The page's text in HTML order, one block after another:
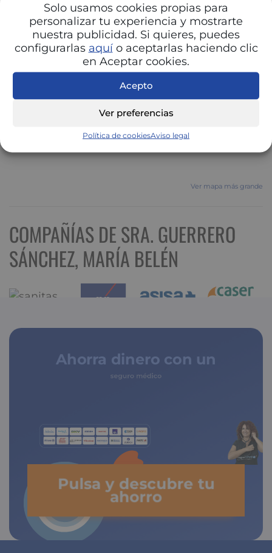
Solo usamos cookies propias para
personalizar tu experiencia y mostrarte
nuestra publicidad. Si quieres, puedes
configurarlas aquío aceptarlas haciendo clic
en Aceptar cookies.
Acepto
Ver preferencias
Política de cookiesAviso legal
Ver mapa más grande
COMPAÑÍAS DE SRA. GUERRERO
SÁNCHEZ, MARÍA BELÉN
Ahorra dinero con un
seguro médico
Pulsa y descubre tu
ahorro